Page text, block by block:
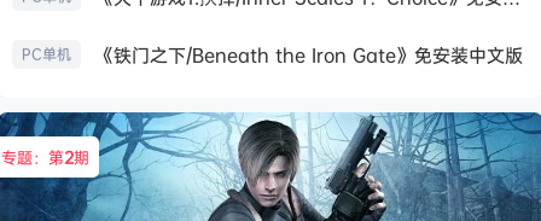
PC单机 《铁门之下/Beneath the Iron Gate》免安装中文版
专题：第2期